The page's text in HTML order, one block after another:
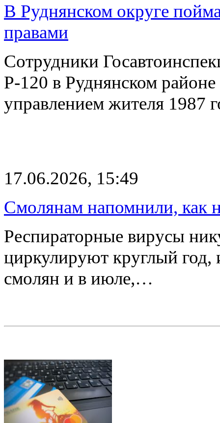
В Руднянском округе
правами
Сотрудники
Р-120 в Руднянском
управлением жителя
17.06.2026, 15:49
Смолянам напомнили, как
Респираторные вирусы
циркулируют круглый год,
смолян и в июле,…